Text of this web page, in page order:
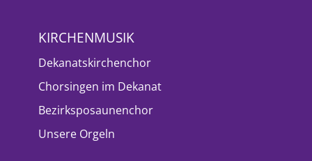
KIRCHENMUSIK
Dekanatskirchenchor
Chorsingen im Dekanat
Bezirksposaunenchor
Unsere Orgeln